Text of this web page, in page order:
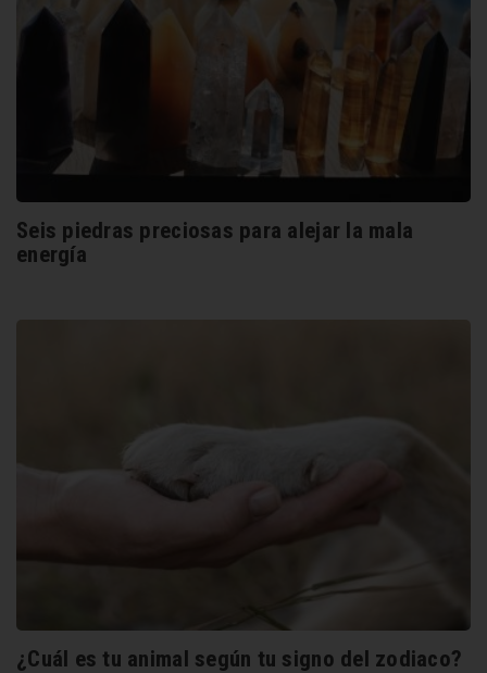
Seis piedras preciosas para alejar la mala
energía
¿Cuál es tu animal según tu signo del zodiaco?